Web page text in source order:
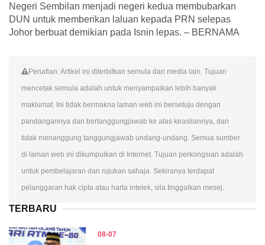
Negeri Sembilan menjadi negeri kedua membubarkan
DUN untuk memberikan laluan kepada PRN selepas
Johor berbuat demikian pada Isnin lepas. – BERNAMA
Penafian: Artikel ini diterbitkan semula dari media lain. Tujuan
mencetak semula adalah untuk menyampaikan lebih banyak
maklumat. Ini tidak bermakna laman web ini bersetuju dengan
pandangannya dan bertanggungjawab ke atas keasliannya, dan
tidak menanggung tanggungjawab undang-undang. Semua sumber
di laman web ini dikumpulkan di Internet. Tujuan perkongsian adalah
untuk pembelajaran dan rujukan sahaja. Sekiranya terdapat
pelanggaran hak cipta atau harta intelek, sila tinggalkan mesej.
TERBARU
08-07